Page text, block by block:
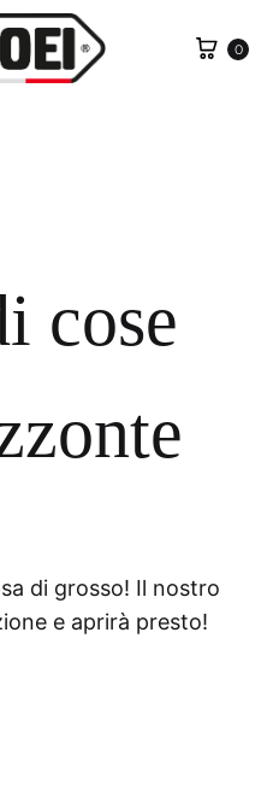
Cart
0
cose
di grosso! Il nostro
e aprirà presto!